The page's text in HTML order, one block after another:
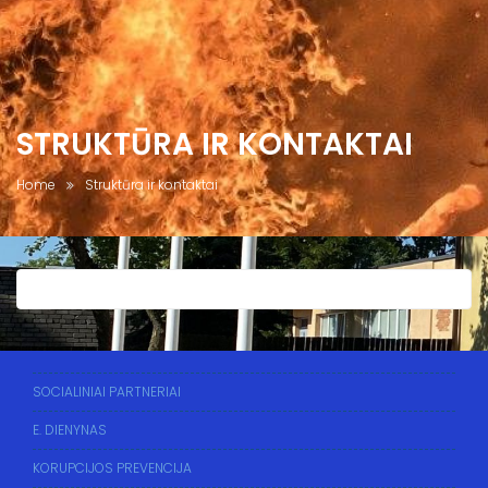
STRUKTŪRA IR KONTAKTAI
Home Struktūra ir kontaktai
SOCIALINIAI PARTNERIAI
E. DIENYNAS
KORUPCIJOS PREVENCIJA